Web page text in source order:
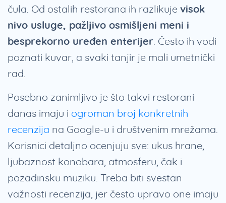
čula. Od ostalih restorana ih razlikuje visok
nivo usluge, pažljivo osmišljeni meni i
besprekorno uređen enterijer. Često ih vodi
poznati kuvar, a svaki tanjir je mali umetnički
rad.
Posebno zanimljivo je što takvi restorani
danas imaju i ogroman broj konkretnih
recenzija na Google-u i društvenim mrežama.
Korisnici detaljno ocenjuju sve: ukus hrane,
ljubaznost konobara, atmosferu, čak i
pozadinsku muziku. Treba biti svestan
važnosti recenzija, jer često upravo one imaju